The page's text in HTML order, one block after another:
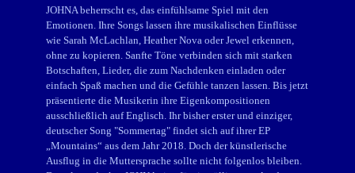
JOHNA beherrscht es, das einfühlsame Spiel mit den
Emotionen. Ihre Songs lassen ihre musikalischen Einflüsse
wie Sarah McLachlan, Heather Nova oder Jewel erkennen,
ohne zu kopieren. Sanfte Töne verbinden sich mit starken
Botschaften, Lieder, die zum Nachdenken einladen oder
einfach Spaß machen und die Gefühle tanzen lassen. Bis jetzt
präsentierte die Musikerin ihre Eigenkompositionen
ausschließlich auf Englisch. Ihr bisher erster und einziger,
deutscher Song "Sommertag" findet sich auf ihrer EP
„Mountains“ aus dem Jahr 2018. Doch der künstlerische
Ausflug in die Muttersprache sollte nicht folgenlos bleiben.